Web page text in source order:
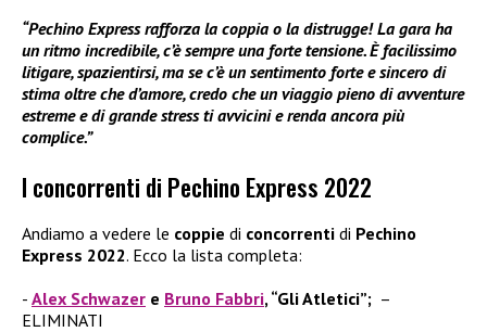
“Pechino Express rafforza la coppia o la distrugge! La gara ha
un ritmo incredibile, c’è sempre una forte tensione. È facilissimo
litigare, spazientirsi, ma se c’è un sentimento forte e sincero di
stima oltre che d’amore, credo che un viaggio pieno di avventure
estreme e di grande stress ti avvicini e renda ancora più
complice.”
I concorrenti di Pechino Express 2022
Andiamo a vedere le coppie di concorrenti di Pechino
Express 2022. Ecco la lista completa:
Alex Schwazer e Bruno Fabbri, “Gli Atletici”; –
ELIMINATI